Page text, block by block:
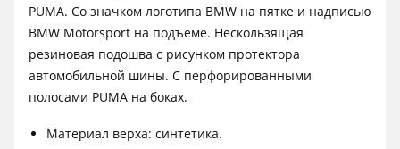
PUMA. Со значком логотипа BMW на пятке и надписью
BMW Motorsport на подъеме. Нескользящая
резиновая подошва с рисунком протектора
автомобильной шины. С перфорированными
полосами PUMA на боках.
Материал верха: синтетика.